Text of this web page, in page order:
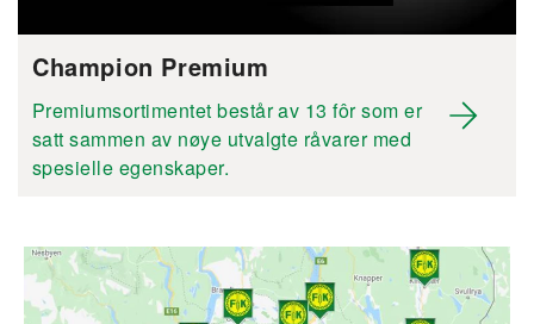
Champion Premium
Premiumsortimentet består av 13 fôr som er
satt sammen av nøye utvalgte råvarer med
spesielle egenskaper.